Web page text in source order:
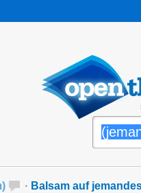
) · Balsam auf